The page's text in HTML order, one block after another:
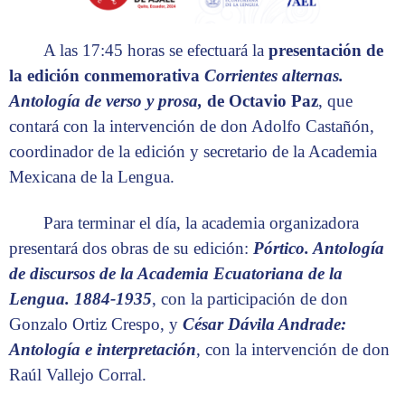
A las 17:45 horas se efectuará lapresentación de
la edición conmemorativa Corrientes alternas.
Antología de verso y prosa, de Octavio Paz, que
contará con la intervención de don Adolfo Castañón,
coordinador de la edición y secretario de la Academia
Mexicana de la Lengua.
Para terminar el día, la academia organizadora
presentará dos obras de su edición: Pórtico. Antología
de discursos de la Academia Ecuatoriana de la
Lengua. 1884-1935, con la participación de don
Gonzalo Ortiz Crespo, y César Dávila Andrade:
Antología e interpretación, con la intervención de don
Raúl Vallejo Corral.